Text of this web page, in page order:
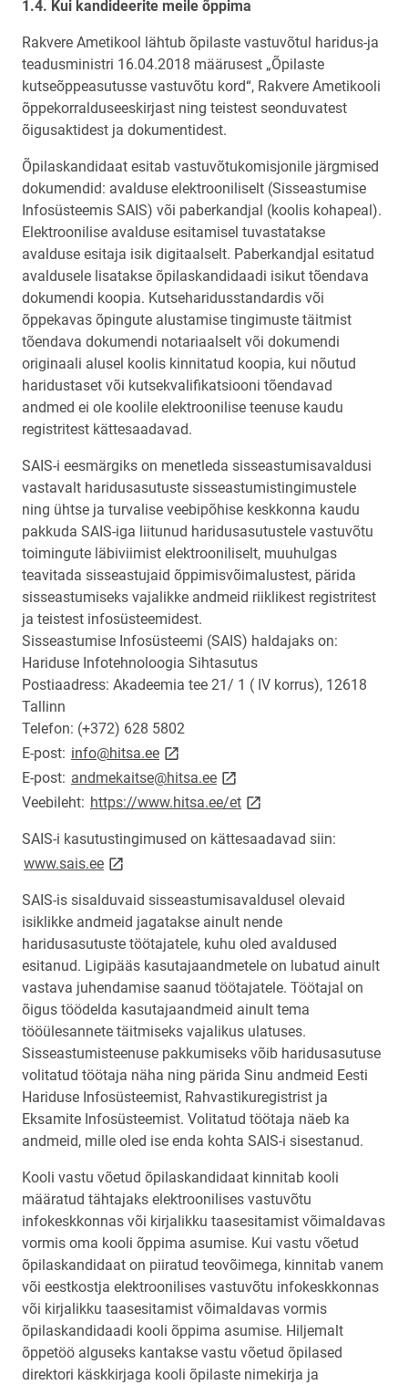
1.4. Kui kandideerite meile õppima
Rakvere Ametikool lähtub õpilaste vastuvõtul haridus-ja
teadusministri 16.04.2018 määrusest „Õpilaste
kutseõppeasutusse vastuvõtu kord“, Rakvere Ametikooli
õppekorralduseeskirjast ning teistest seonduvatest
õigusaktidest ja dokumentidest.
Õpilaskandidaat esitab vastuvõtukomisjonile järgmised
dokumendid: avalduse elektrooniliselt (Sisseastumise
Infosüsteemis SAIS) või paberkandjal (koolis kohapeal).
Elektroonilise avalduse esitamisel tuvastatakse
avalduse esitaja isik digitaalselt. Paberkandjal esitatud
avaldusele lisatakse õpilaskandidaadi isikut tõendava
dokumendi koopia. Kutseharidusstandardis või
õppekavas õpingute alustamise tingimuste täitmist
tõendava dokumendi notariaalselt või dokumendi
originaali alusel koolis kinnitatud koopia, kui nõutud
haridustaset või kutsekvalifikatsiooni tõendavad
andmed ei ole koolile elektroonilise teenuse kaudu
registritest kättesaadavad.
SAIS-i eesmärgiks on menetleda sisseastumisavaldusi
vastavalt haridusasutuste sisseastumistingimustele
ning ühtse ja turvalise veebipõhise keskkonna kaudu
pakkuda SAIS-iga liitunud haridusasutustele vastuvõtu
toimingute läbiviimist elektrooniliselt, muuhulgas
teavitada sisseastujaid õppimisvõimalustest, pärida
sisseastumiseks vajalikke andmeid riiklikest registritest
ja teistest infosüsteemidest.
Sisseastumise Infosüsteemi (SAIS) haldajaks on:
Hariduse Infotehnoloogia Sihtasutus
Postiaadress: Akadeemia tee 21/ 1 ( IV korrus), 12618
Tallinn
Telefon: (+372) 628 5802
E-post: info@hitsa.eelink opens on new page
E-post: andmekaitse@hitsa.eelink opens on new page
Veebileht: https://www.hitsa.ee/etlink opens on new page
SAIS-i kasutustingimused on kättesaadavad siin:
www.sais.eelink opens on new page
SAIS-is sisalduvaid sisseastumisavaldusel olevaid
isiklikke andmeid jagatakse ainult nende
haridusasutuste töötajatele, kuhu oled avaldused
esitanud. Ligipääs kasutajaandmetele on lubatud ainult
vastava juhendamise saanud töötajatele. Töötajal on
õigus töödelda kasutajaandmeid ainult tema
tööülesannete täitmiseks vajalikus ulatuses.
Sisseastumisteenuse pakkumiseks võib haridusasutuse
volitatud töötaja näha ning pärida Sinu andmeid Eesti
Hariduse Infosüsteemist, Rahvastikuregistrist ja
Eksamite Infosüsteemist. Volitatud töötaja näeb ka
andmeid, mille oled ise enda kohta SAIS-i sisestanud.
Kooli vastu võetud õpilaskandidaat kinnitab kooli
määratud tähtajaks elektroonilises vastuvõtu
infokeskkonnas või kirjalikku taasesitamist võimaldavas
vormis oma kooli õppima asumise. Kui vastu võetud
õpilaskandidaat on piiratud teovõimega, kinnitab vanem
või eestkostja elektroonilises vastuvõtu infokeskkonnas
või kirjalikku taasesitamist võimaldavas vormis
õpilaskandidaadi kooli õppima asumise. Hiljemalt
õppetöö alguseks kantakse vastu võetud õpilased
direktori käskkirjaga kooli õpilaste nimekirja ja